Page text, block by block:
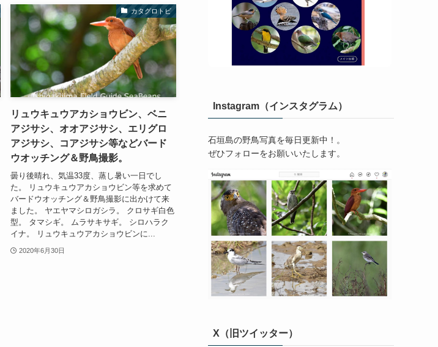
カタグロトビ
リュウキュウアカショウビン、ベニ
アジサシ、オオアジサシ、エリグロ
アジサシ、コアジサシ等などバード
ウオッチング＆野鳥撮影。
曇り後晴れ、気温33度、蒸し暑い一日でし
た。 リュウキュウアカショウビン等を求めて
バードウオッチング＆野鳥撮影に出かけて来
ました。 ヤエヤマシロガシラ。 クロサギ白色
型。 タマシギ。 ムラサキサギ。 シロハラク
イナ。 リュウキュウアカショウビンに...
2020年6月30日
Instagram（インスタグラム）
石垣島の野鳥写真を毎日更新中！。
ぜひフォローをお願いいたします。
X（旧ツイッター）